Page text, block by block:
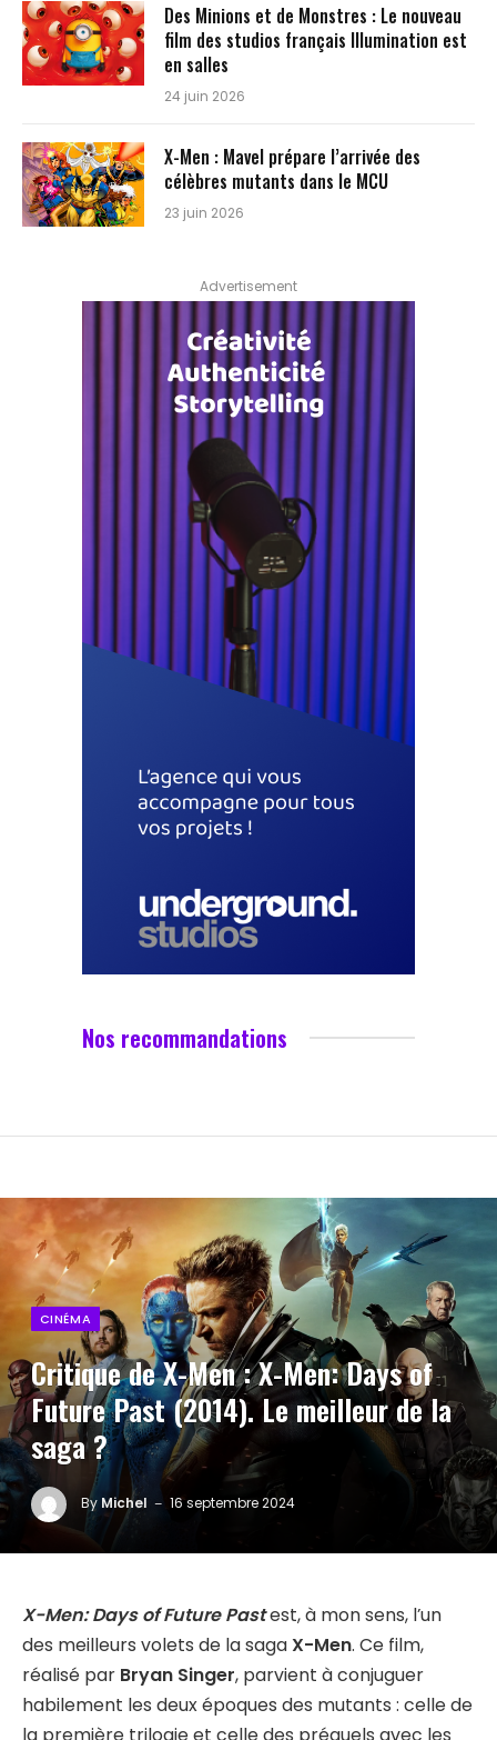
Des Minions et de Monstres : Le nouveau
film des studios français Illumination est
en salles
24 juin 2026
X-Men : Mavel prépare l’arrivée des
célèbres mutants dans le MCU
23 juin 2026
Advertisement
Nos recommandations
CINÉMA
Critique de X-Men : X-Men: Days of
Future Past (2014). Le meilleur de la
saga ?
By Michel 16 septembre 2024
X-Men: Days of Future Pastest, à mon sens, l’un
des meilleurs volets de la sagaX-Men. Ce film,
réalisé par Bryan Singer, parvient à conjuguer
habilement les deux époques des mutants : celle de
la première trilogie et celle des préquels avec les